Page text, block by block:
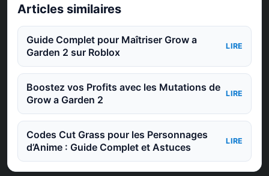
Articles similaires
Guide Complet pour Maîtriser Grow a
Garden 2 sur Roblox
LIRE
Boostez vos Profits avec les Mutations de
Grow a Garden 2
LIRE
Codes Cut Grass pour les Personnages
d’Anime : Guide Complet et Astuces
LIRE